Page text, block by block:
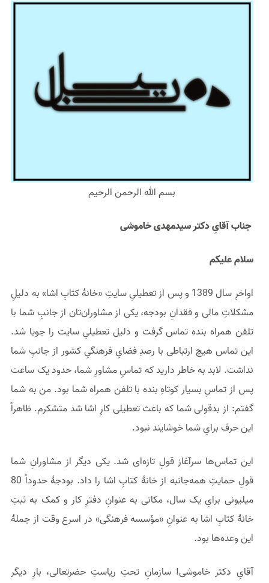
بسم الله الرحمن الرحیم
جناب آقایِ دکتر سیدمهدی خاموشی
سلام علیکم
اواخرِ سال 1389 و پس از تعطیلیِ سایتِ «خانهٔ کتابِ اشا» به دلیلِ
مشکلاتِ مالی و فقدانِ بودجه، یکی از مشاوران‌تان از جانبِ شما با
تلفن همراه بنده تماس گرفت و دلیل تعطیلیِ سایت را جویا شد.
این تماس هیچ ارتباطی با رصدِ فضایِ فرهنگیِ کشور از جانبِ شما
نداشت. لابد به خاطر دارید که تماسِ مشاورِ شما، حدود یک ساعت
پس از تماسِ بسیار کوتاهِ بنده با تلفن همراه شما بود. من به شما
گفتم: از بدقولی شما که باعث تعطیلی کارِ اشا شد متشکرم. ظاهراً
این حرف برایِ شما خوشایند نبود.
این تماس‌ها سرآغاز قولِ تازه‌ای شد. یکی دیگر از مشاورانِ شما
قولِ حمایتِ همه‌جانبه از خانهٔ کتابِ اشا را داد. بودجهٔ حدوداً 80
میلیونی برایِ یک سال، مکانی به عنوانِ دفترِ کار و کمک به ثبتِ
خانهٔ کتابِ اشا به عنوانِ «مؤسسه فرهنگی» در اسرع وقت از جملهٔ
این وعده‌ها بود.
آقایِ دکتر خاموشی! سازمانِ تحتِ ریاستِ حضرتعالی، بارِ دیگر